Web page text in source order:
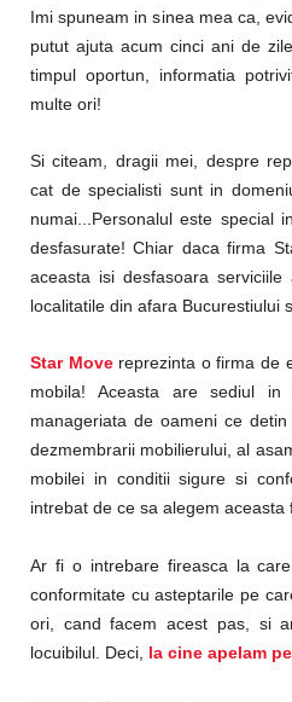
Imi spuneam in sinea mea ca,
putut ajuta acum cinci ani de
timpul oportun, informatia
multe ori!
Si citeam, dragii mei, despre
cat de specialisti sunt in
numai...Personalul este special
desfasurate! Chiar daca firma
aceasta isi desfasoara
localitatile din afara Bucurestiului
Star Movereprezinta o firma de
mobila! Aceasta are sediul
manageriata de oameni ce
dezmembrarii mobilierului, al
mobilei in conditii sigure si
intrebat de ce sa alegem aceasta
Ar fi o intrebare fireasca la
conformitate cu asteptarile pe
ori, cand facem acest pas, si
locuibilul. Deci, la cine apelam